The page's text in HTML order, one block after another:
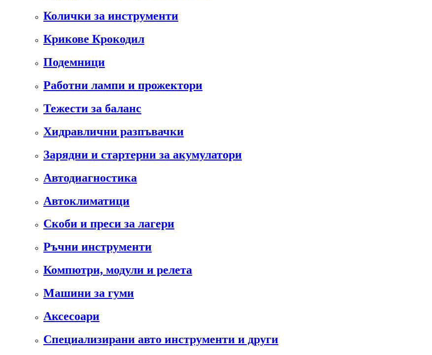
Колички за инструменти
Крикове Крокодил
Подемници
Работни лампи и прожектори
Тежести за баланс
Хидравлични разпъвачки
Зарядни и стартерни за акумулатори
Автодиагностика
Автоклиматици
Скоби и преси за лагери
Ръчни инструменти
Компютри, модули и релета
Машини за гуми
Аксесоари
Специализирани авто инструменти и други